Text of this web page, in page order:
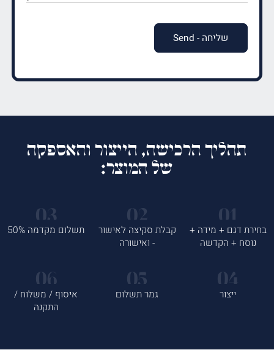
תהליך הרכישה, הייצור והאספקה
של המוצר:
בחירת דגם + מידה +
נוסח + הקדשה
קבלת סקיצה לאישור
- ואישורה
תשלום מקדמה 50%
ייצור גמר תשלום
איסוף / משלוח /
התקנה